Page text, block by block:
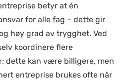
betyr at én
for alle fag – dette gir
høy grad av trygghet. Ved
koordinere flere
dette kan være billigere, men
entreprise brukes ofte når